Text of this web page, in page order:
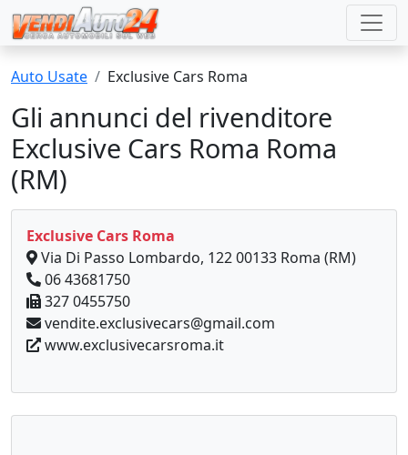
Auto Usate Exclusive Cars Roma
Gli annunci del rivenditore
Exclusive Cars Roma Roma
(RM)
Exclusive Cars Roma
Via Di Passo Lombardo, 122 00133 Roma (RM)
06 43681750
327 0455750
vendite.exclusivecars@gmail.com
www.exclusivecarsroma.it